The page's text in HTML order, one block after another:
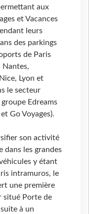
aux
et Vacances
leurs
des parkings
de Paris
Nantes,
Lyon et
le secteur
Edreams
Go Voyages).
son activité
dans les grandes
y étant
intramuros, le
une première
situé Porte de
à un